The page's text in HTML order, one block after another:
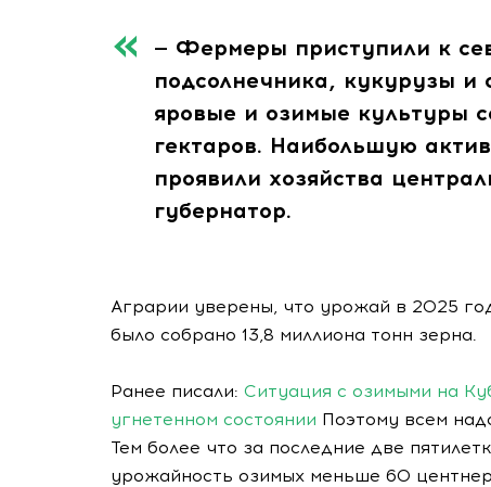
— Фермеры приступили к
подсолнечника, кукурузы
яровые и озимые культуры
гектаров. Наибольшую
проявили хозяйства
губернатор.
Аграрии уверены, что урожай в 2025
было собрано 13,8 миллиона тонн зерна.
Ранее писали: Ситуация с озимыми на
угнетенном состоянии Поэтому всем
Тем более что за последние две
урожайность озимых меньше 60